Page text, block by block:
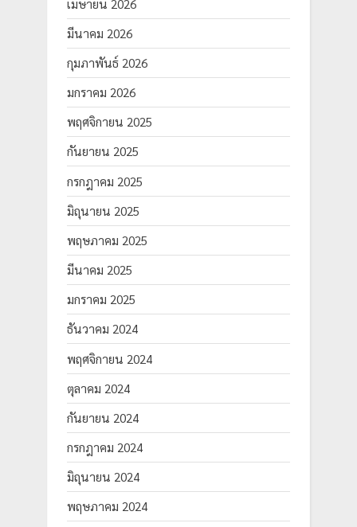
เมษายน 2026
มีนาคม 2026
กุมภาพันธ์ 2026
มกราคม 2026
พฤศจิกายน 2025
กันยายน 2025
กรกฎาคม 2025
มิถุนายน 2025
พฤษภาคม 2025
มีนาคม 2025
มกราคม 2025
ธันวาคม 2024
พฤศจิกายน 2024
ตุลาคม 2024
กันยายน 2024
กรกฎาคม 2024
มิถุนายน 2024
พฤษภาคม 2024